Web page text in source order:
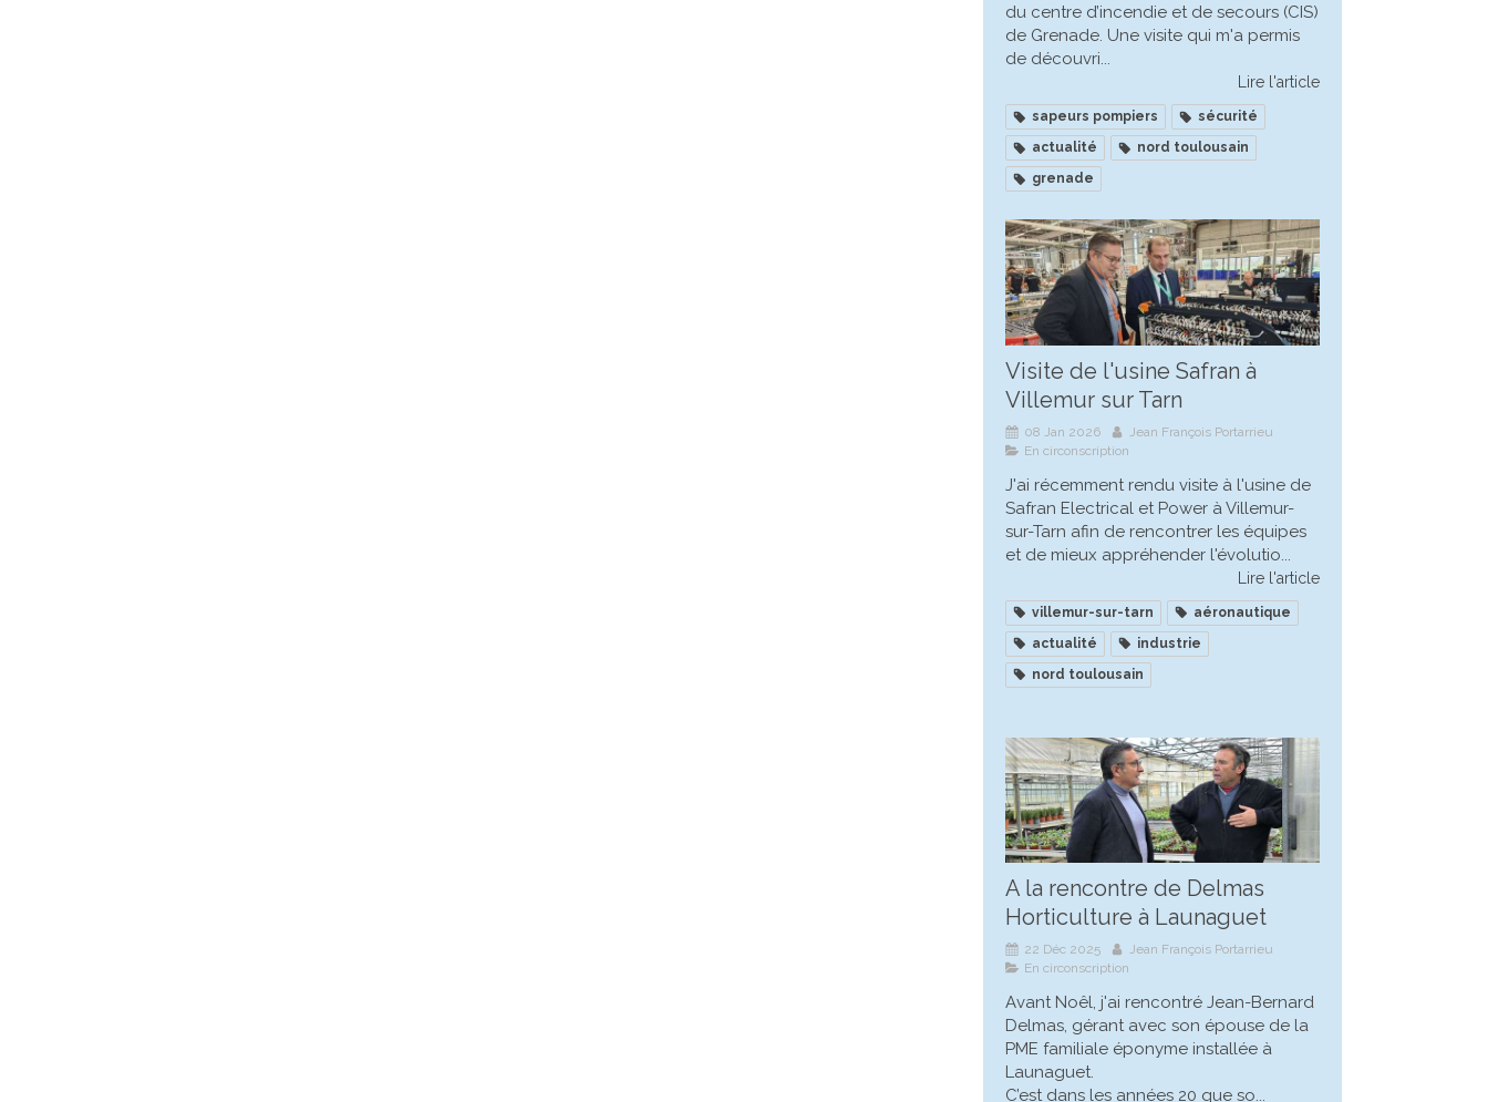
du centre d’incendie et de secours (CIS)
de Grenade. Une visite qui m'a permis
de découvri...
Lire l'article
sapeurs pompiers
sécurité
actualité
nord toulousain
grenade
Visite de l'usine Safran à
Villemur sur Tarn
08 Jan 2026
Jean François Portarrieu
En circonscription
J'ai récemment rendu visite à l'usine de
Safran Electrical et Power à Villemur-
sur-Tarn afin de rencontrer les équipes
et de mieux appréhender l'évolutio...
Lire l'article
villemur-sur-tarn
aéronautique
actualité
industrie
nord toulousain
A la rencontre de Delmas
Horticulture à Launaguet
22 Déc 2025
Jean François Portarrieu
En circonscription
Avant Noêl, j'ai rencontré Jean-Bernard
Delmas, gérant avec son épouse de la
PME familiale éponyme installée à
Launaguet.
C’est dans les années 20 que so...